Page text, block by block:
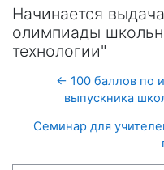
Начинается
олимпиады
технологии"
← 100 баллов по
выпускника
Семинар для